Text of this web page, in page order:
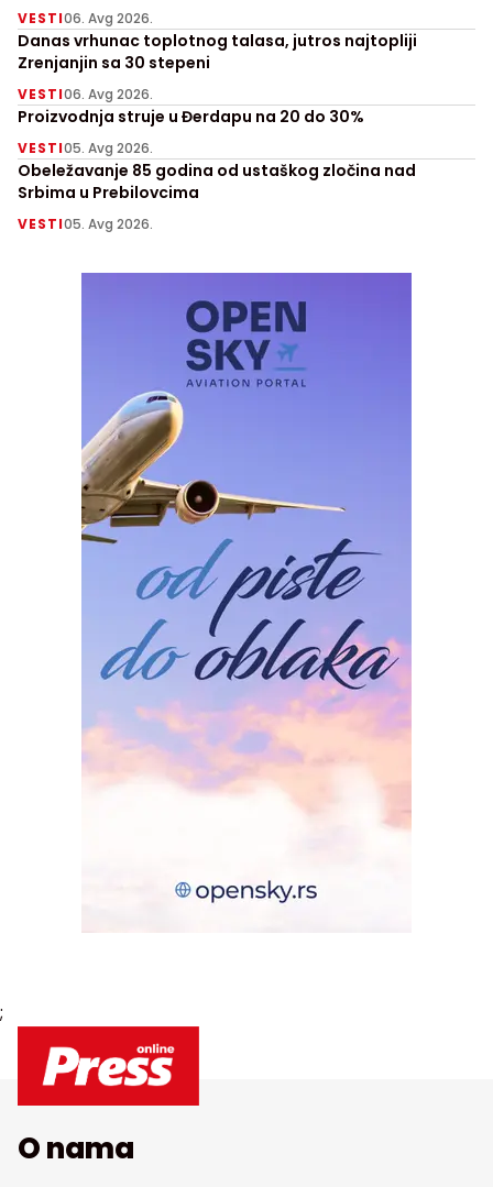
VESTI06. Avg 2026.
Danas vrhunac toplotnog talasa, jutros najtopliji
Zrenjanjin sa 30 stepeni
VESTI06. Avg 2026.
Proizvodnja struje u Đerdapu na 20 do 30%
VESTI05. Avg 2026.
Obeležavanje 85 godina od ustaškog zločina nad
Srbima u Prebilovcima
VESTI05. Avg 2026.
;
O nama